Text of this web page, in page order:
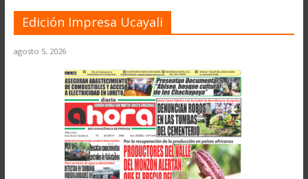
Edición Impresa Ucayali
agosto 5, 2026